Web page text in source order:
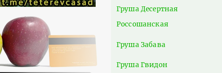
Груша Десертная
Россошанская
Груша Забава
Груша Гвидон